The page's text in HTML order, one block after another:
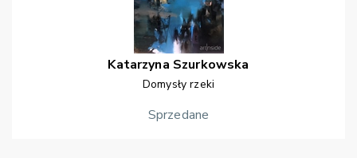
Katarzyna Szurkowska
Domysły rzeki
Sprzedane